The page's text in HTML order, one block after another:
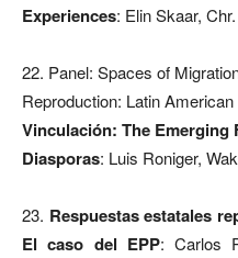
Experiences: Elin Skaar,
22. Panel: Spaces of
Reproduction: Latin
Vinculación: The Emerging
Diasporas: Luis Roniger,
23. Respuestas estatales
El caso del EPP: Carlos